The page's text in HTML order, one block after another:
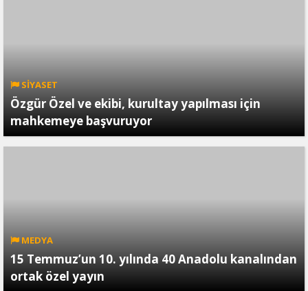
SİYASET
Özgür Özel ve ekibi, kurultay yapılması için
mahkemeye başvuruyor
MEDYA
15 Temmuz’un 10. yılında 40 Anadolu kanalından
ortak özel yayın